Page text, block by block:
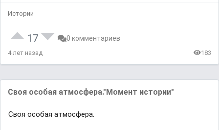
Истории
17 0 комментариев
4 лет назад 183
Своя особая атмосфера."Момент истории"
Своя особая атмосфера.